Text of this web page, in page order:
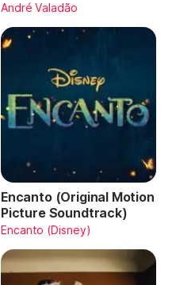
André Valadão
Encanto (Original Motion
Picture Soundtrack)
Encanto (Disney)